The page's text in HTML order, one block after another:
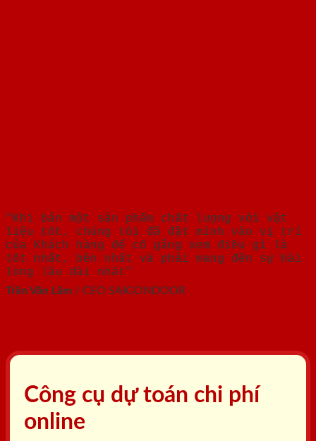
"Khi bán một sản phẩm chất lượng với vật
liệu tốt, chúng tôi đã đặt mình vào vị trí
của Khách hàng để cố gắng xem điều gì là
tốt nhất, bền nhất và phải mang đến sự hài
lòng lâu dài nhất"
Trần Văn Lãm / CEO SAIGONDOOR
Công cụ dự toán chi phí
online